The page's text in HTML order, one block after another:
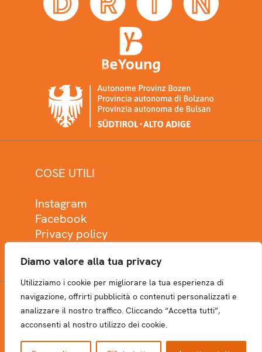
Diamo valore alla tua privacy
Utilizziamo i cookie per migliorare la tua esperienza di
navigazione, offrirti pubblicità o contenuti personalizzati e
analizzare il nostro traffico. Cliccando “Accetta tutti”,
acconsenti al nostro utilizzo dei cookie.
COSE UTILI
Instagram
Facebook
Privacy policy
NEWSLETTER